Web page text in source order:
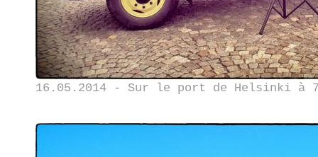
16.05.2014 - Sur le port de Helsinki à